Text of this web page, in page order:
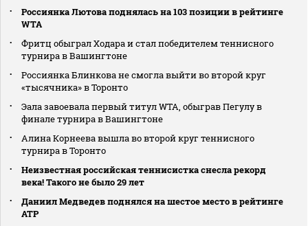
Россиянка Лютова поднялась на 103 позиции в рейтинге
WTA
Фритц обыграл Ходара и стал победителем теннисного
турнира в Вашингтоне
Россиянка Блинкова не смогла выйти во второй круг
«тысячника» в Торонто
Эала завоевала первый титул WTA, обыграв Пегулу в
финале турнира в Вашингтоне
Алина Корнеева вышла во второй круг теннисного
турнира в Торонто
Неизвестная российская теннисистка снесла рекорд
века! Такого не было 29 лет
Даниил Медведев поднялся на шестое место в рейтинге
АТР